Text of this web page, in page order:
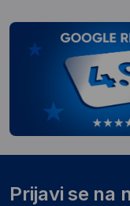
Prijavi se na